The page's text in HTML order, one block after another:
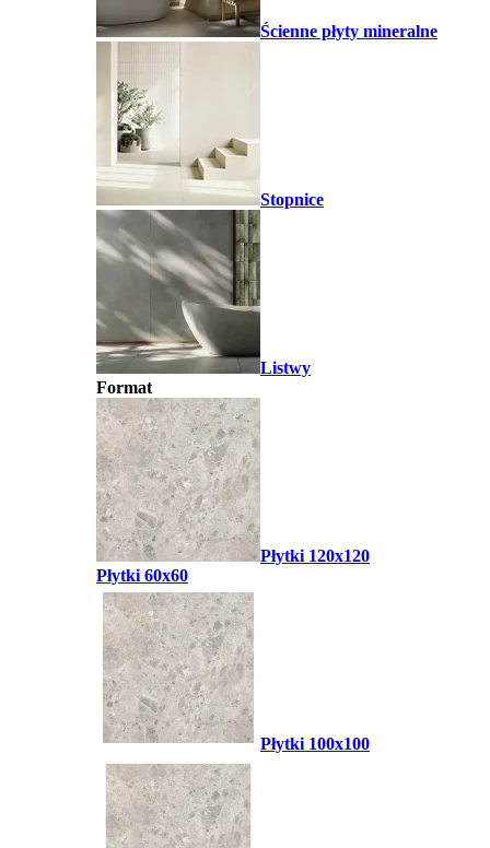
Ścienne płyty mineralne
Stopnice
Listwy
Format
Płytki 120x120
Płytki 60x60
Płytki 100x100